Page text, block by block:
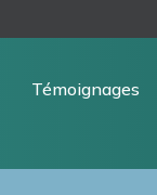
Témoignages